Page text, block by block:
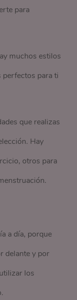
para
muchos estilos
perfectos para ti
que realizas
Hay
otros para
a día, porque
delante y por
los